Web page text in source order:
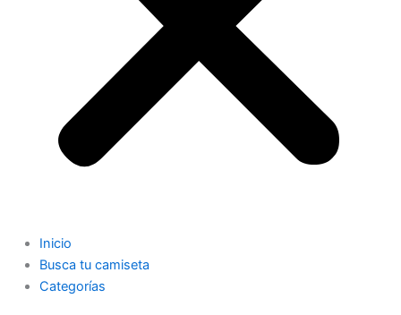
Inicio
Busca tu camiseta
Categorías